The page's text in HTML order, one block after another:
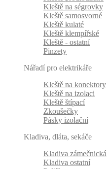
Kleště na ségrovky
Kleště samosvorné
Kleště kulaté
Kleště klempířské
Kleště - ostatní
Pinzety
Nářadí pro elektrikáře
Kleště na konektory
Kleště na izolaci
Kleště štípací
Zkoušečky
Pásky izolační
Kladiva, dláta, sekáče
Kladiva zámečnická
Kladiva ostatní